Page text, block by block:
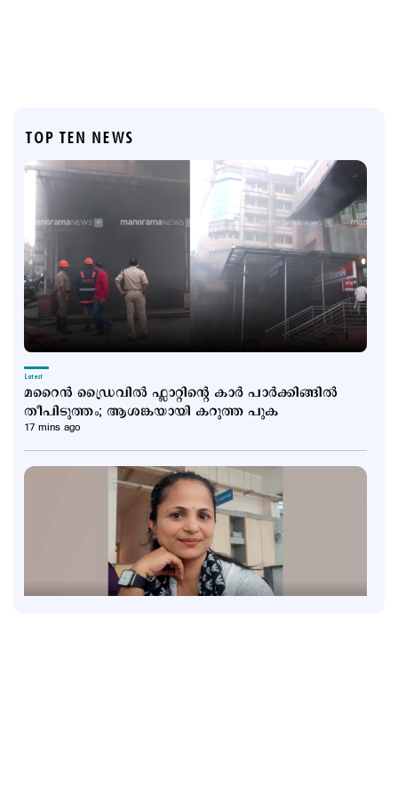
TOP TEN NEWS
Latest
മറൈൻ ഡ്രൈവിൽ ഫ്ലാറ്റിന്റെ കാർ പാർക്കിങ്ങിൽ
തീപിടുത്തം; ആശങ്കയായി കറുത്ത പുക
17 mins ago